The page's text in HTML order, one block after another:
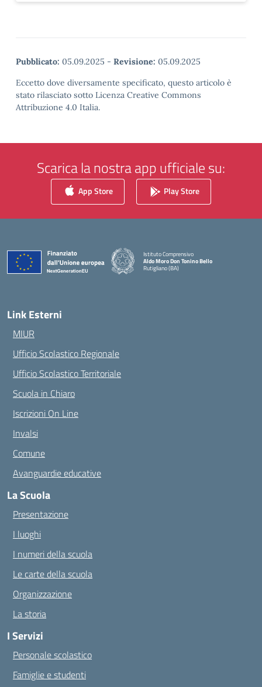
Pubblicato: 05.09.2025 - Revisione: 05.09.2025
Eccetto dove diversamente specificato, questo articolo è
stato rilasciato sotto Licenza Creative Commons
Attribuzione 4.0 Italia.
Scarica la nostra app ufficiale su:
App Store Play Store
Istituto Comprensivo
Aldo Moro Don Tonino Bello
Rutigliano (BA)
— Visita la pagina iniziale della scuola
Link Esterni
MIUR
Ufficio Scolastico Regionale
Ufficio Scolastico Territoriale
Scuola in Chiaro
Iscrizioni On Line
Invalsi
Comune
Avanguardie educative
La Scuola
Presentazione
I luoghi
I numeri della scuola
Le carte della scuola
Organizzazione
La storia
I Servizi
Personale scolastico
Famiglie e studenti